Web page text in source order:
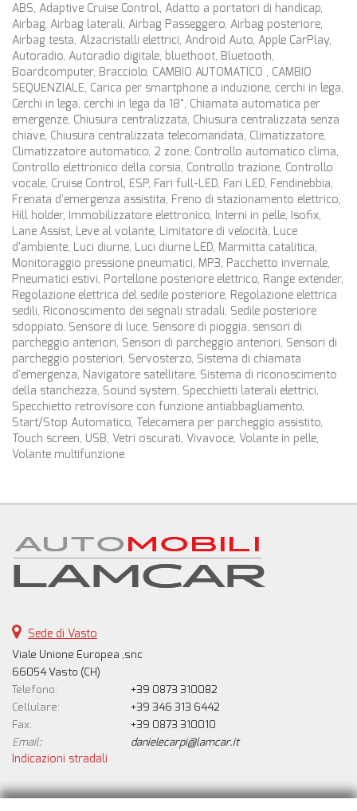
ABS, Adaptive Cruise Control, Adatto a portatori di handicap,
Airbag, Airbag laterali, Airbag Passeggero, Airbag posteriore,
Airbag testa, Alzacristalli elettrici, Android Auto, Apple CarPlay,
Autoradio, Autoradio digitale, bluethoot, Bluetooth,
Boardcomputer, Bracciolo, CAMBIO AUTOMATICO , CAMBIO
SEQUENZIALE, Carica per smartphone a induzione, cerchi in lega,
Cerchi in lega, cerchi in lega da 18°, Chiamata automatica per
emergenze, Chiusura centralizzata, Chiusura centralizzata senza
chiave, Chiusura centralizzata telecomandata, Climatizzatore,
Climatizzatore automatico, 2 zone, Controllo automatico clima,
Controllo elettronico della corsia, Controllo trazione, Controllo
vocale, Cruise Control, ESP, Fari full-LED, Fari LED, Fendinebbia,
Frenata d'emergenza assistita, Freno di stazionamento elettrico,
Hill holder, Immobilizzatore elettronico, Interni in pelle, Isofix,
Lane Assist, Leve al volante, Limitatore di velocità, Luce
d'ambiente, Luci diurne, Luci diurne LED, Marmitta catalitica,
Monitoraggio pressione pneumatici, MP3, Pacchetto invernale,
Pneumatici estivi, Portellone posteriore elettrico, Range extender,
Regolazione elettrica del sedile posteriore, Regolazione elettrica
sedili, Riconoscimento dei segnali stradali, Sedile posteriore
sdoppiato, Sensore di luce, Sensore di pioggia, sensori di
parcheggio anteriori, Sensori di parcheggio anteriori, Sensori di
parcheggio posteriori, Servosterzo, Sistema di chiamata
d'emergenza, Navigatore satellitare, Sistema di riconoscimento
della stanchezza, Sound system, Specchietti laterali elettrici,
Specchietto retrovisore con funzione antiabbagliamento,
Start/Stop Automatico, Telecamera per parcheggio assistito,
Touch screen, USB, Vetri oscurati, Vivavoce, Volante in pelle,
Volante multifunzione
Sede di Vasto
Viale Unione Europea ,snc
66054 Vasto (CH)
Telefono:
+39 0873 310082
Cellulare:
+39 346 313 6442
Fax:
+39 0873 310010
Email:
danielecarpi@lamcar.it
Indicazioni stradali